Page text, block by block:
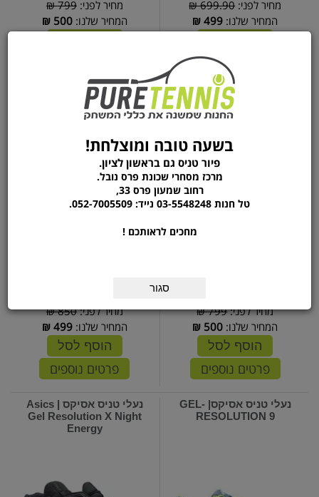
מחיר לפני:699.90 ₪
המחיר שלנו: 499
₪
פרטים נוספים
מחיר לפני:799 ₪
המחיר שלנו:500
₪
נעלי טניס אסיקס| ASICS
GEL RESOLUTION X
מחיר לפני:799 ₪
המחיר שלנו: 500
₪
הוסף לסל
פרטים נוספים
COURT FF 3 WGP
מחיר לפני:850 ₪
המחיר שלנו:499
₪
הוסף לסל
פרטים נוספים
נעלי טניס אסיקס| GEL-
RESOLUTION 9
נעלי טניס אסיקס | Asics
Gel Resolution X Night
Energy
בשעה טובה ומוצלחת!
פיור טניס גם בראשון לציון.
מרכז מסחרי שכונת פרס נובל.
רחוב שמעון פרס 33,
טל חנות 03-5548248 נייד: 052-7005509.
מחכים לראותכם !
סגור